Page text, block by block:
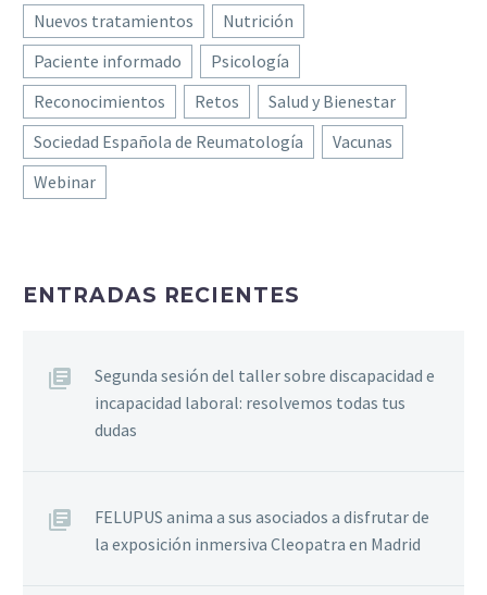
Nuevos tratamientos
Nutrición
Paciente informado
Psicología
Reconocimientos
Retos
Salud y Bienestar
Sociedad Española de Reumatología
Vacunas
Webinar
ENTRADAS RECIENTES
Segunda sesión del taller sobre discapacidad e
incapacidad laboral: resolvemos todas tus
dudas
FELUPUS anima a sus asociados a disfrutar de
la exposición inmersiva Cleopatra en Madrid